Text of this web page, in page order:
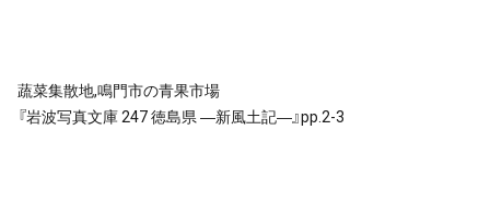
蔬菜集散地,鳴門市の青果市場
『岩波写真文庫 247 徳島県 ―新風土記―』pp.2-3